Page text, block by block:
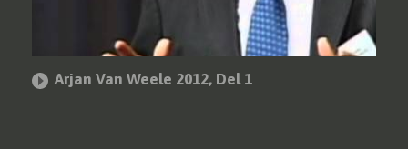
Arjan Van Weele 2012, Del 1